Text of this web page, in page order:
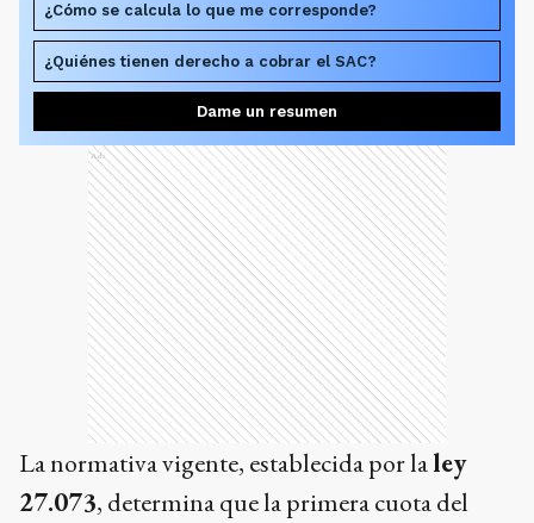
¿Cómo se calcula lo que me corresponde?
¿Quiénes tienen derecho a cobrar el SAC?
Dame un resumen
Ads
La normativa vigente, establecida por laley
27.073, determina que la primera cuota del